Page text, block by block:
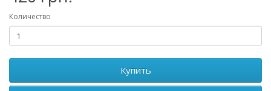
Количество
Купить